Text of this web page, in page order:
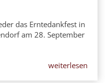
das Erntedankfest in
am 28. September
weiterlesen